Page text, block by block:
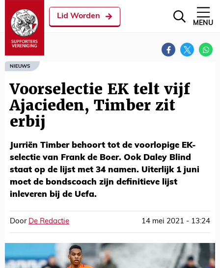
Lid Worden
MENU
NIEUWS
Voorselectie EK telt vijf
Ajacieden, Timber zit
erbij
Jurriën Timber behoort tot de voorlopige EK-
selectie van Frank de Boer. Ook Daley Blind
staat op de lijst met 34 namen. Uiterlijk 1 juni
moet de bondscoach zijn definitieve lijst
inleveren bij de Uefa.
Door De Redactie 14 mei 2021 - 13:24